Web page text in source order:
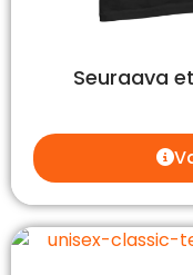
Seuraava